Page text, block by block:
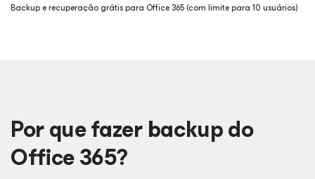
Backup e recuperação grátis para Office 365 (com limite para 10 usuários)
Por que fazer backup do
Office 365?